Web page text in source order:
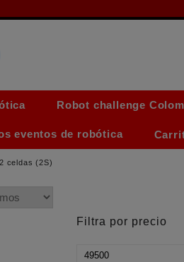
Robot challenge
eventos de robótica
2 celdas (2S)
Filtra por precio
Precio